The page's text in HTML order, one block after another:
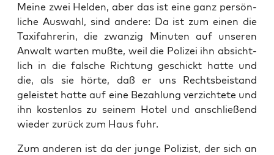
Mei­ne zwei Hel­den, aber das ist eine ganz per­sön­
li­che Aus­wahl, sind ande­re: Da ist zum einen die
Taxi­fah­re­rin, die zwan­zig Minu­ten auf unse­ren
Anwalt war­ten muß­te, weil die Poli­zei ihn absicht­
lich in die fal­sche Rich­tung geschickt hat­te und
die, als sie hör­te, daß er uns Rechts­bei­stand
geleis­tet hat­te auf eine Bezah­lung ver­zich­te­te und
ihn kos­ten­los zu sei­nem Hotel und anschlie­ßend
wie­der zurück zum Haus fuhr.
Zum ande­ren ist da der jun­ge Poli­zist, der sich an